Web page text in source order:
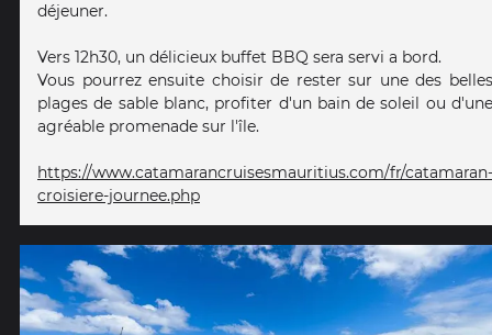
déjeuner.
Vers 12h30, un délicieux buffet BBQ sera servi a bord.
Vous pourrez ensuite choisir de rester sur une des belles
plages de sable blanc, profiter d'un bain de soleil ou d'une
agréable promenade sur l'île.
https://www.catamarancruisesmauritius.com/fr/catamaran-
croisiere-journee.php